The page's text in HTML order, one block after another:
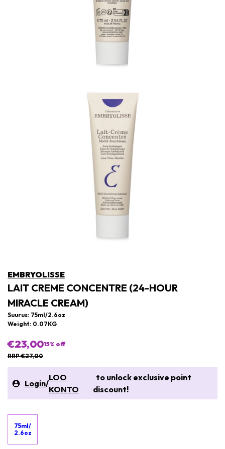
EMBRYOLISSE
LAIT CREME CONCENTRE (24-HOUR
MIRACLE CREAM)
Suurus: 75ml/2.6oz
Weight: 0.07KG
€23,0015% off
RRP €27,00
Login/
LOO
KONTO
to unlock exclusive point
discount!
75ml/
2.6oz